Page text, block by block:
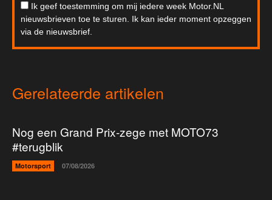
Ik geef toestemming om mij iedere week Motor.NL
nieuwsbrieven toe te sturen. Ik kan ieder moment opzeggen
via de nieuwsbrief.
Gerelateerde artikelen
Nog een Grand Prix-zege met MOTO73
#terugblik
Motorsport 07/08/2026